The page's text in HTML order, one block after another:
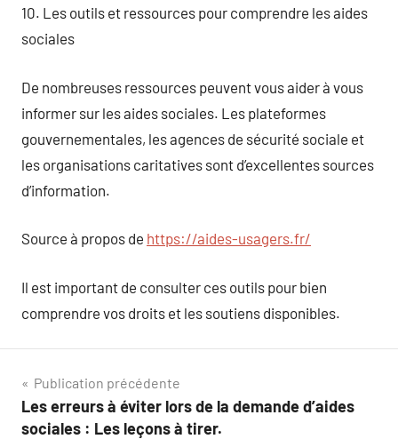
10. Les outils et ressources pour comprendre les aides
sociales
De nombreuses ressources peuvent vous aider à vous
informer sur les aides sociales. Les plateformes
gouvernementales, les agences de sécurité sociale et
les organisations caritatives sont d’excellentes sources
d’information.
Source à propos de https://aides-usagers.fr/
Il est important de consulter ces outils pour bien
comprendre vos droits et les soutiens disponibles.
Navigation
de
Publication précédente
Les erreurs à éviter lors de la demande d’aides
sociales : Les leçons à tirer.